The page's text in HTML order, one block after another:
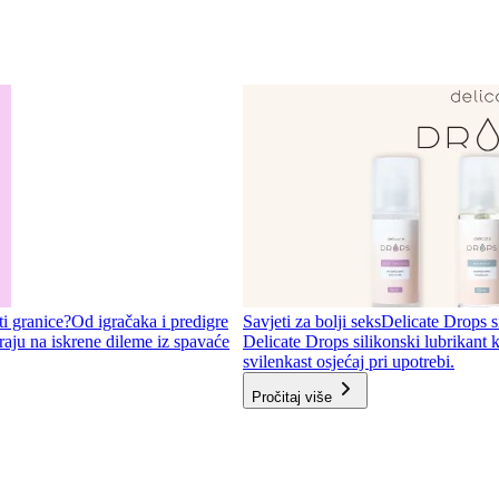
granice?Od igračaka i predigre
na iskrene dileme iz spavaće
Savjeti za bolji seksDelicate Drops
Delicate Drops silikonski lubrikant
svilenkast osjećaj pri upotrebi.
Pročitaj više